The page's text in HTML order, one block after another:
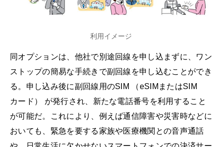
利用イメージ
同オプションは、他社で別途回線を申し込まずに、ワン
ストップの簡易な手続きで副回線を申し込むことができ
る。申し込み後に副回線用のSIM （eSIMまたはSIM
カード） が発行され、新たな電話番号を利用すること
が可能だ。これにより、例えば通信障害や災害時などに
おいても、緊急を要する家族や医療機関との音声通話